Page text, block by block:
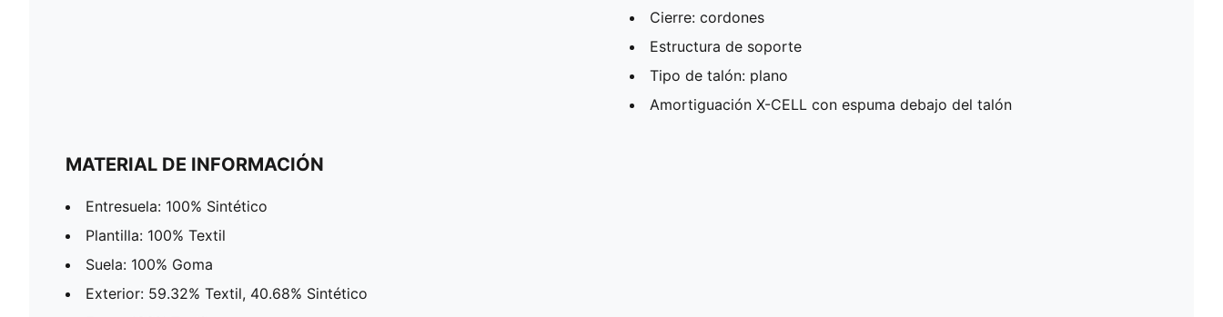
Cierre: cordones
Estructura de soporte
Tipo de talón: plano
Amortiguación X-CELL con espuma debajo del talón
MATERIAL DE INFORMACIÓN
Entresuela: 100% Sintético
Plantilla: 100% Textil
Suela: 100% Goma
Exterior: 59.32% Textil, 40.68% Sintético